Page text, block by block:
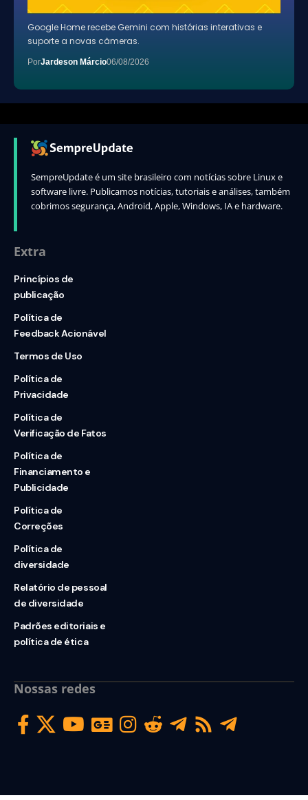
Google Home recebe Gemini com histórias interativas e
suporte a novas câmeras.
PorJardeson Márcio06/08/2026
SempreUpdate é um site brasileiro com notícias sobre Linux e
software livre. Publicamos notícias, tutoriais e análises, também
cobrimos segurança, Android, Apple, Windows, IA e hardware.
Extra
Princípios de
publicação
Política de
Feedback Acionável
Termos de Uso
Política de
Privacidade
Política de
Verificação de Fatos
Política de
Financiamento e
Publicidade
Política de
Correções
Política de
diversidade
Relatório de pessoal
de diversidade
Padrões editoriais e
política de ética
Nossas redes